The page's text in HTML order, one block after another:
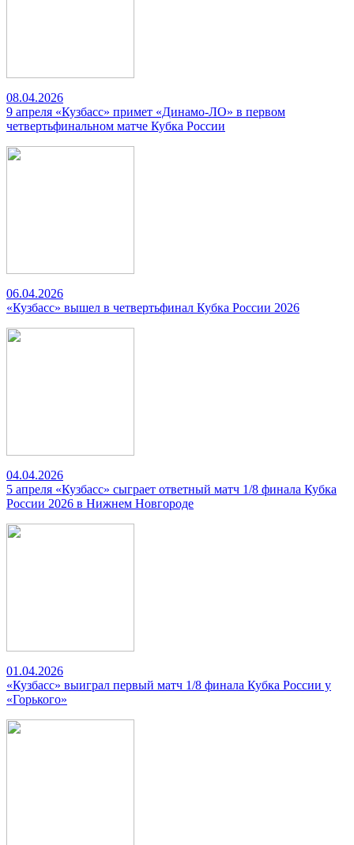
08.04.2026
9 апреля «Кузбасс» примет «Динамо-ЛО» в первом
четвертьфинальном матче Кубка России
06.04.2026
«Кузбасс» вышел в четвертьфинал Кубка России 2026
04.04.2026
5 апреля «Кузбасс» сыграет ответный матч 1/8 финала Кубка
России 2026 в Нижнем Новгороде
01.04.2026
«Кузбасс» выиграл первый матч 1/8 финала Кубка России у
«Горького»